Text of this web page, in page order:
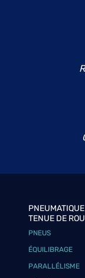
TENUE DE
PNEUS
ÉQUILIBRAGE
PARALLÉLISME